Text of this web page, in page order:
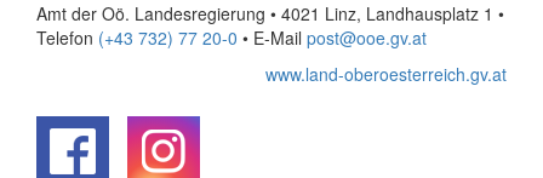
Amt der Oö. Landesregierung • 4021 Linz, Landhausplatz 1 •
Telefon (+43 732) 77 20-0 • E-Mail post@ooe.gv.at
www.land-oberoesterreich.gv.at